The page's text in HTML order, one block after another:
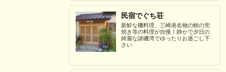
民宿でぐち荘
新鮮な磯料理、三崎港名物の鮪の兜
焼き等の料理が自慢！静かで夕日の
綺麗な諸磯湾でゆったりお過ごし下
さい